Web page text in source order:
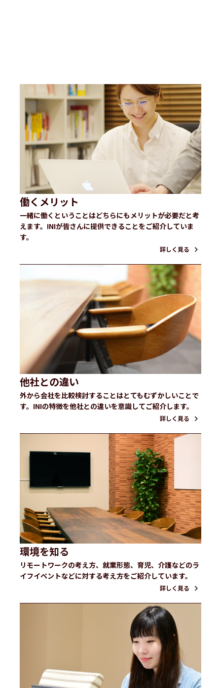
働くメリット
一緒に働くということはどちらにもメリットが必要だと考
えます。INIが皆さんに提供できることをご紹介していま
す。
詳しく見る
他社との違い
外から会社を比較検討することはとてもむずかしいことで
す。INIの特徴を他社との違いを意識してご紹介します。
詳しく見る
環境を知る
リモートワークの考え方、就業形態、育児、介護などのラ
イフイベントなどに対する考え方をご紹介しています。
詳しく見る